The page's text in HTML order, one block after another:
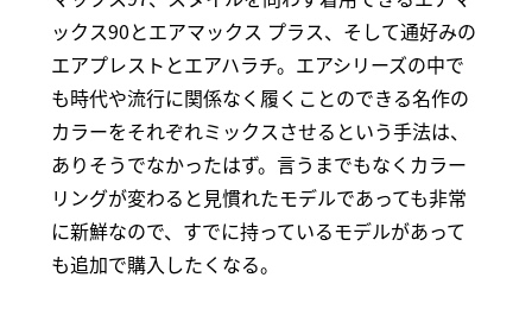
ックス90とエアマックス プラス、そして通好みの
エアプレストとエアハラチ。エアシリーズの中で
も時代や流行に関係なく履くことのできる名作の
カラーをそれぞれミックスさせるという手法は、
ありそうでなかったはず。言うまでもなくカラー
リングが変わると見慣れたモデルであっても非常
に新鮮なので、すでに持っているモデルがあって
も追加で購入したくなる。